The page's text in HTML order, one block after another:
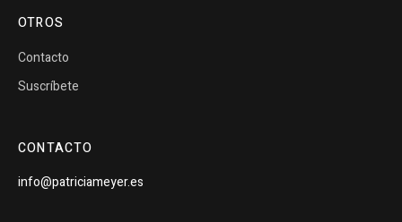
OTROS
Contacto
Suscríbete
CONTACTO
info@patriciameyer.es